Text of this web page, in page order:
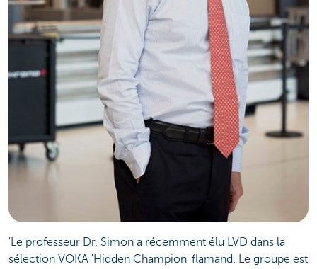
'Le professeur Dr. Simon a récemment élu LVD dans la
sélection VOKA 'Hidden Champion' flamand. Le groupe est